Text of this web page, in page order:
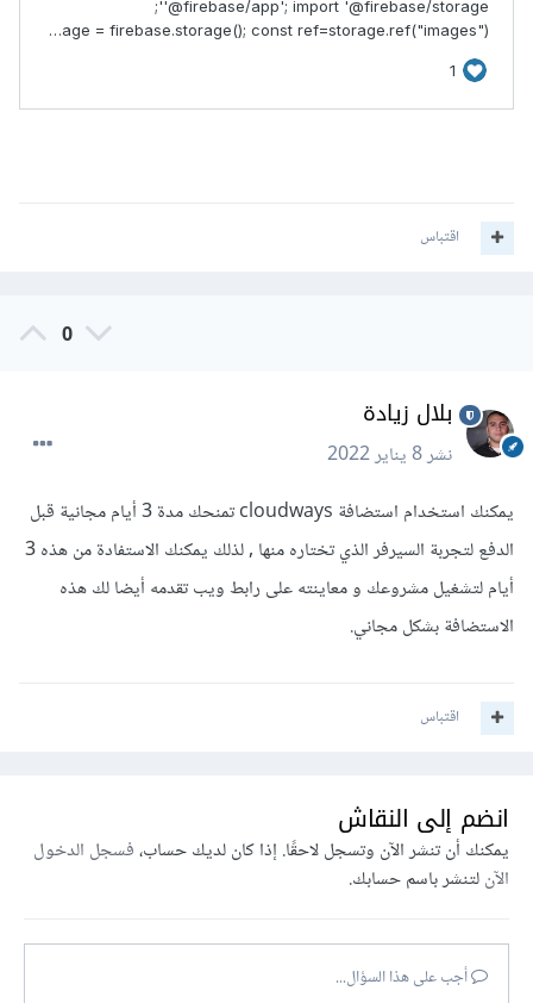
اقتباس
0
بلال زيادة
نشر8 يناير 2022
يمكنك استخدام استضافة cloudways تمنحك مدة 3 أيام مجانية قبل
الدفع لتجربة السيرفر الذي تختاره منها , لذلك يمكنك الاستفادة من هذه 3
أيام لتشغيل مشروعك و معاينته على رابط ويب تقدمه أيضا لك هذه
الاستضافة بشكل مجاني.
اقتباس
انضم إلى النقاش
يمكنك أن تنشر الآن وتسجل لاحقًا. إذا كان لديك حساب،فسجل الدخول
الآنلتنشر باسم حسابك.
أجب على هذا السؤال...